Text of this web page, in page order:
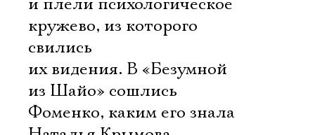
и плели психологическое
кружево, из которого
свились
их видения. В «Безумной
из Шайо» сошлись
Фоменко, каким его знала